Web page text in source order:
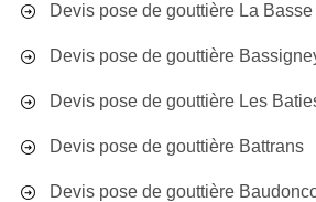
Devis pose de gouttière La
Devis pose de gouttière
Devis pose de gouttière Les
Devis pose de gouttière Battrans
Devis pose de gouttière